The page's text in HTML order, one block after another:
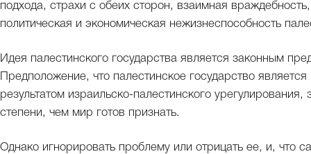
подхода, страхи с обеих сторон, взаимная
политическая и экономическая нежизнеспособность
Идея палестинского государства является законным
Предположение, что палестинское государство
результатом израильско-палестинского
степени, чем мир готов признать.
Однако игнорировать проблему или отрицать ее, и, что